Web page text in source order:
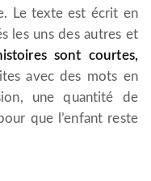
Le texte est écrit en
les uns des autres et
sont courtes,
avec des mots en
une quantité de
que l’enfant reste